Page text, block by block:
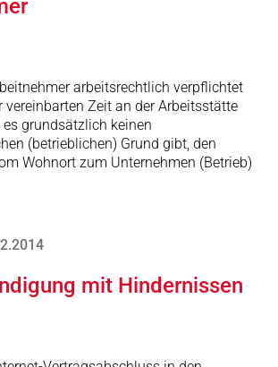
arbeitsrechtlich verpflichtet
vereinbarten Zeit an der Arbeitsstätte
grundsätzlich keinen
(betrieblichen) Grund gibt, den
Wohnort zum Unternehmen (Betrieb)
mit Hindernissen